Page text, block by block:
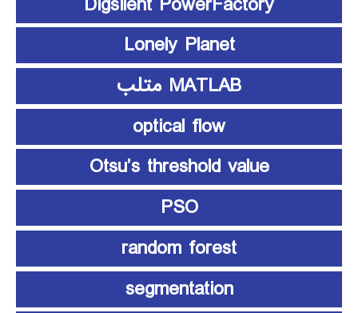
Lonely Planet
MATLAB متلب
optical flow
Otsu’s threshold value
PSO
random forest
segmentation